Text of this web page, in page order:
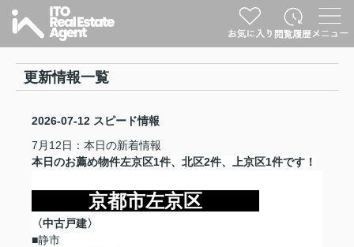
更新情報一覧
2026-07-12 スピード情報
7月12日：本日の新着情報
本日のお薦め物件左京区1件、北区2件、上京区1件です！
京都市左京区
〈中古戸建〉
■静市